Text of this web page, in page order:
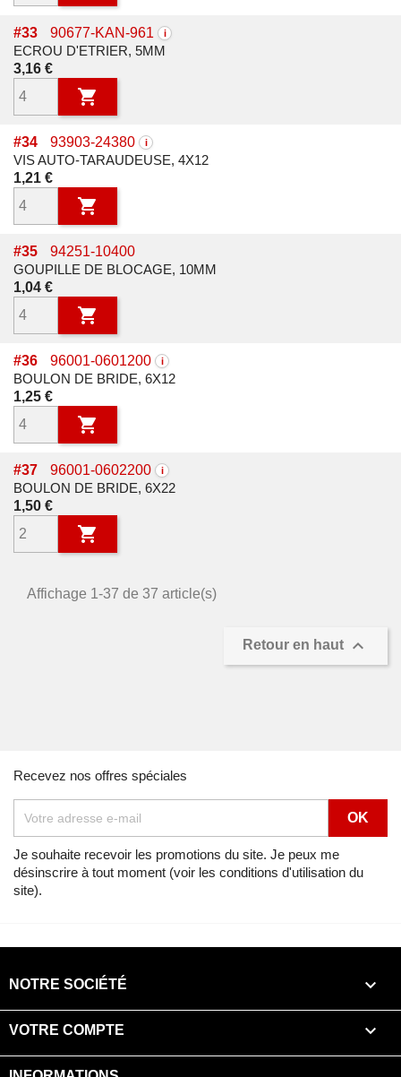
#33 90677-KAN-961 i
ECROU D'ETRIER, 5MM
Prix
3,16 €

#34 93903-24380 i
VIS AUTO-TARAUDEUSE, 4X12
Prix
1,21 €

#35
94251-10400
GOUPILLE DE BLOCAGE, 10MM
Prix
1,04 €

#36 96001-0601200 i
BOULON DE BRIDE, 6X12
Prix
1,25 €

#37 96001-0602200 i
BOULON DE BRIDE, 6X22
Prix
1,50 €

Affichage 1-37 de 37 article(s)
Retour en haut 
Recevez nos offres spéciales
Je souhaite recevoir les promotions du site. Je peux me
désinscrire à tout moment (voir les conditions d'utilisation du
site).
NOTRE SOCIÉTÉ 
VOTRE COMPTE 